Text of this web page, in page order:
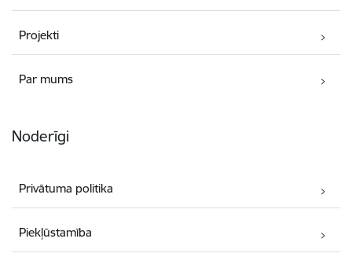
Projekti
Par mums
Noderīgi
Privātuma politika
Piekļūstamība